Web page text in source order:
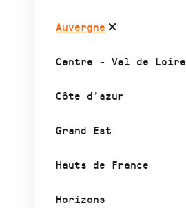
Auvergne
Centre - Val de Loire
Côte d’azur
Grand Est
Hauts de France
Horizons